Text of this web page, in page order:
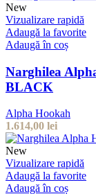
New
Vizualizare rapidă
Adaugă la favorite
Adaugă în coș
Narghilea
BLACK
Alpha Hookah
1.614,00 lei
New
Vizualizare rapidă
Adaugă la favorite
Adaugă în coș